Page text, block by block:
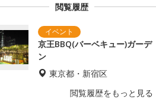
閲覧履歴
京王BBQ(バーベキュー)ガーデ
ン
東京都・新宿区
閲覧履歴をもっと見る